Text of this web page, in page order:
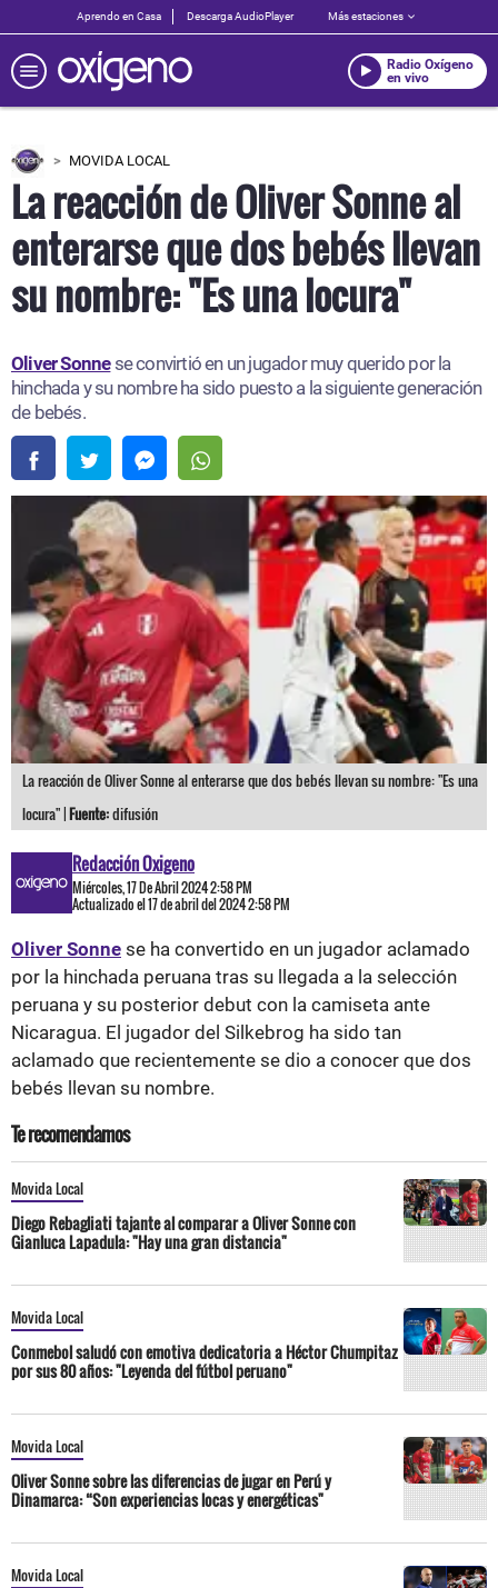
Aprendo en Casa Descarga AudioPlayer Más estaciones
Radio Oxígeno
en vivo
MOVIDA LOCAL
La reacción de Oliver Sonne al
enterarse que dos bebés llevan
su nombre: "Es una locura"
Oliver Sonne se convirtió en un jugador muy querido por la
hinchada y su nombre ha sido puesto a la siguiente generación
de bebés.
La reacción de Oliver Sonne al enterarse que dos bebés llevan su nombre: "Es una
locura" |Fuente:difusión
Redacción Oxigeno
Miércoles, 17 De Abril 2024 2:58 PM
Actualizado el 17 de abril del 2024 2:58 PM
Oliver Sonne se ha convertido en un jugador aclamado
por la hinchada peruana tras su llegada a la selección
peruana y su posterior debut con la camiseta ante
Nicaragua. El jugador del Silkebrog ha sido tan
aclamado que recientemente se dio a conocer que dos
bebés llevan su nombre.
Te recomendamos
Movida Local
Diego Rebagliati tajante al comparar a Oliver Sonne con
Gianluca Lapadula: "Hay una gran distancia"
Movida Local
Conmebol saludó con emotiva dedicatoria a Héctor Chumpitaz
por sus 80 años: "Leyenda del fútbol peruano"
Movida Local
Oliver Sonne sobre las diferencias de jugar en Perú y
Dinamarca: “Son experiencias locas y energéticas"
Movida Local